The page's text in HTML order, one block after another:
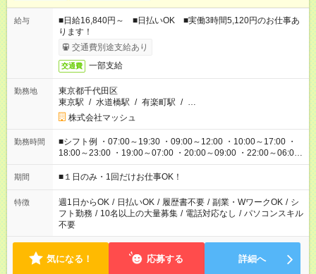
給与
■日給16,840円～ ■日払いOK ■実働3時間5,120円のお仕事あ
ります！
交通費別途支給あり
交通費 一部支給
勤務地
東京都千代田区
東京駅 / 水道橋駅 / 有楽町駅 / …
株式会社マッシュ
勤務時間
■シフト例 ・07:00～19:30 ・09:00～12:00 ・10:00～17:00 ・
18:00～23:00 ・19:00～07:00 ・20:00～09:00 ・22:00～06:00
etc ★最短で3時間で5,120円のお仕事から 15時間で2万円近く稼
げるお仕事も！ ご希望のお時間に合わせてご紹介！ ※シフトは
ください！
期間 ■１日のみ・1回だけお仕事OK！
特徴 週1日からOK / 日払いOK / 履歴書不要 / 副業・WワークOK / シ
フト勤務 / 10名以上の大量募集 / 電話対応なし / パソコンスキル
不要
気になる！ 応募する 詳細へ